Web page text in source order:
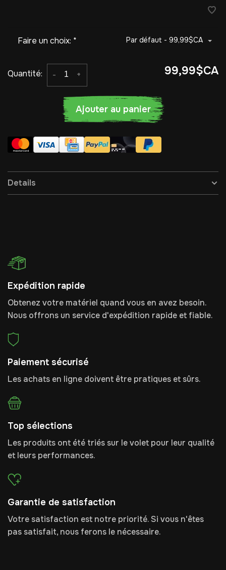
Faire un choix: * Par défaut - 99,99$CA
Quantité: +
- 99,99$CA
Ajouter au panier
Details
Expédition rapide
Obtenez votre matériel quand vous en avez besoin.
Nous offrons un service d'expédition rapide et fiable.
Paiement sécurisé
Les achats en ligne doivent être pratiques et sûrs.
Top sélections
Les produits ont été triés sur le volet pour leur qualité
et leurs performances.
Garantie de satisfaction
Votre satisfaction est notre priorité. Si vous n'êtes
pas satisfait, nous ferons le nécessaire.